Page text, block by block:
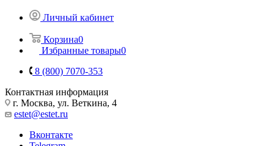
Личный кабинет
Корзина0
Избранные товары0
8 (800) 7070-353
Контактная информация
г. Москва, ул. Веткина, 4
estet@estet.ru
Вконтакте